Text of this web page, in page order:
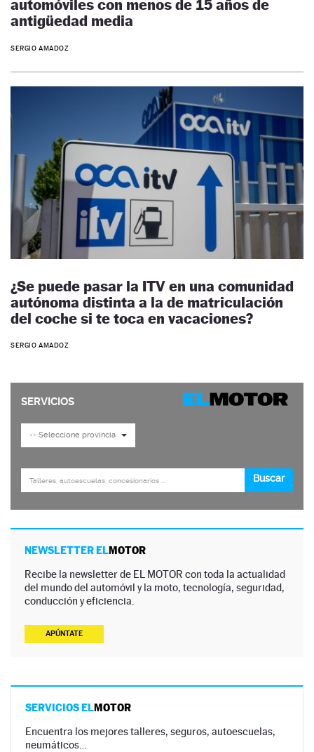
automóviles con menos de 15 años de
antigüedad media
SERGIO AMADOZ
¿Se puede pasar la ITV en una comunidad
autónoma distinta a la de matriculación
del coche si te toca en vacaciones?
SERGIO AMADOZ
NEWSLETTER ELMOTOR
Recibe la newsletter de EL MOTOR con toda la actualidad
del mundo del automóvil y la moto, tecnología, seguridad,
conducción y eficiencia.
APÚNTATE
SERVICIOS ELMOTOR
Encuentra los mejores talleres, seguros, autoescuelas,
neumáticos…